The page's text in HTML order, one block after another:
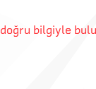
doğru bilgiyle